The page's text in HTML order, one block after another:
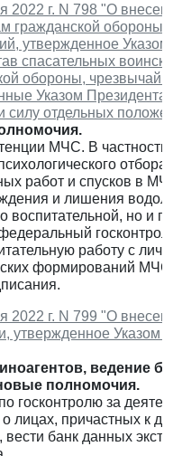
2022 г. N 798 "О
гражданской
утвержденное
спасательных
обороны,
Указом Президента
силу отдельных
МЧС. В
работ и спусков в
и лишения
воспитательной, но и
работу с
формирований
2022 г. N 799 "О
утвержденное Указом
ведение
полномочия.
госконтролю за
лицах, причастных к
вести банк данных